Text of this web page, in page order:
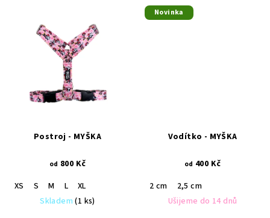
Postroj - MYŠKA
od 800 Kč
XS
S M L
XL
Skladem(1 ks)
Novinka
Vodítko - MYŠKA
od 400 Kč
2 cm
2,5 cm
Ušijeme do 14 dnů